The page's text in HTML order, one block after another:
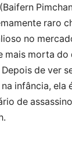
(Baifern
raro
no
mais morta do
de ver
infância, ela
de